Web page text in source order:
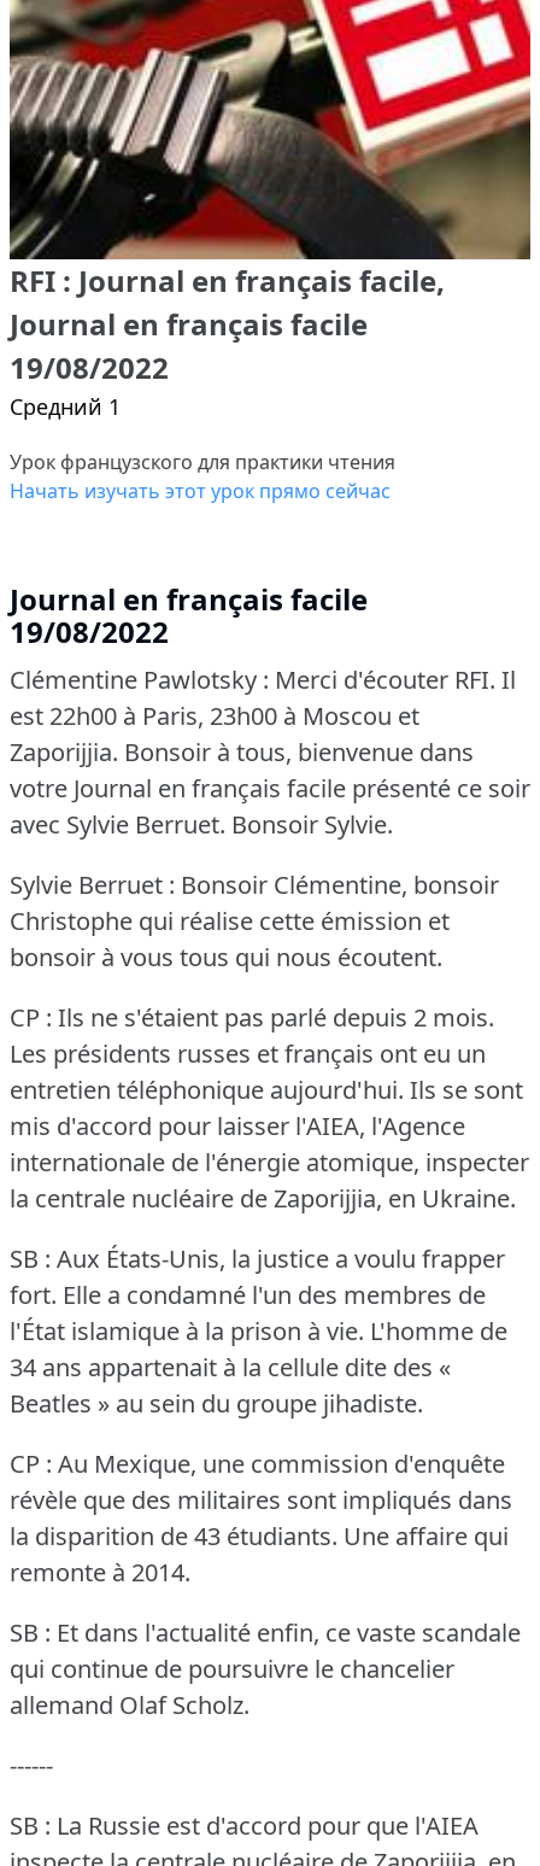
RFI : Journal en français facile,
Journal en français facile
19/08/2022
Средний 1
Урок французского для практики чтения
Начать изучать этот урок прямо сейчас
Journal en français facile
19/08/2022
Clémentine Pawlotsky : Merci d'écouter RFI. Il
est 22h00 à Paris, 23h00 à Moscou et
Zaporijjia. Bonsoir à tous, bienvenue dans
votre Journal en français facile présenté ce soir
avec Sylvie Berruet. Bonsoir Sylvie.
Sylvie Berruet : Bonsoir Clémentine, bonsoir
Christophe qui réalise cette émission et
bonsoir à vous tous qui nous écoutent.
CP : Ils ne s'étaient pas parlé depuis 2 mois.
Les présidents russes et français ont eu un
entretien téléphonique aujourd'hui. Ils se sont
mis d'accord pour laisser l'AIEA, l'Agence
internationale de l'énergie atomique, inspecter
la centrale nucléaire de Zaporijjia, en Ukraine.
SB : Aux États-Unis, la justice a voulu frapper
fort. Elle a condamné l'un des membres de
l'État islamique à la prison à vie. L'homme de
34 ans appartenait à la cellule dite des «
Beatles » au sein du groupe jihadiste.
CP : Au Mexique, une commission d'enquête
révèle que des militaires sont impliqués dans
la disparition de 43 étudiants. Une affaire qui
remonte à 2014.
SB : Et dans l'actualité enfin, ce vaste scandale
qui continue de poursuivre le chancelier
allemand Olaf Scholz.
------
SB : La Russie est d'accord pour que l'AIEA